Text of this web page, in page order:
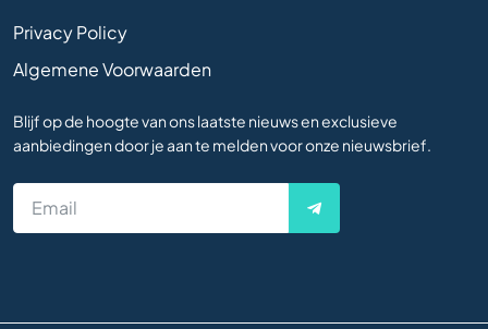
Privacy Policy
Algemene Voorwaarden
Blijf op de hoogte van ons laatste nieuws en exclusieve
aanbiedingen door je aan te melden voor onze nieuwsbrief.